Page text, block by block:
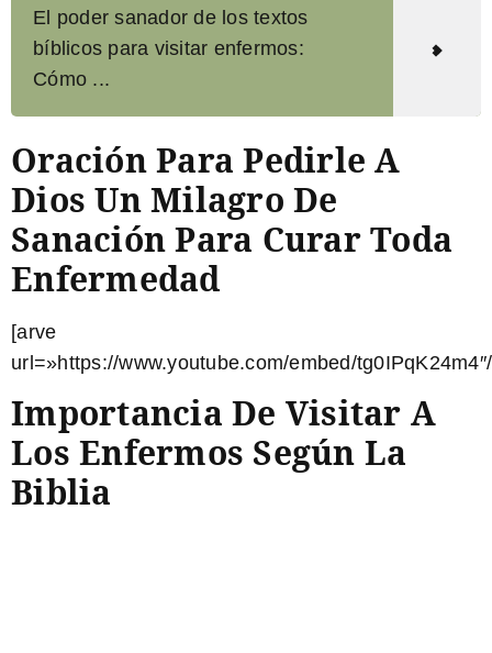
El poder sanador de los textos
bíblicos para visitar enfermos:
Cómo ...
Oración Para Pedirle A
Dios Un Milagro De
Sanación Para Curar Toda
Enfermedad
[arve
url=»https://www.youtube.com/embed/
Importancia De Visitar A
Los Enfermos Según La
Biblia